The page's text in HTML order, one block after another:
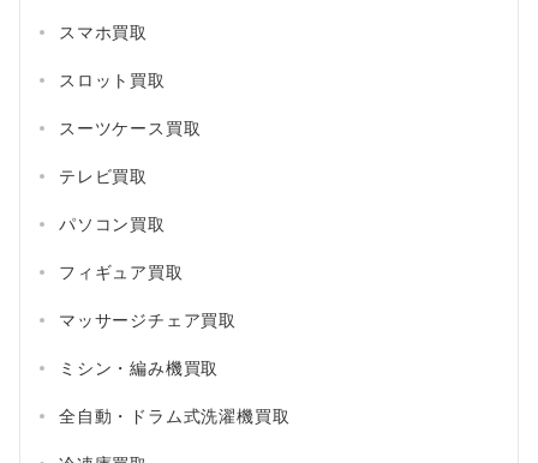
スマホ買取
スロット買取
スーツケース買取
テレビ買取
パソコン買取
フィギュア買取
マッサージチェア買取
ミシン・編み機買取
全自動・ドラム式洗濯機買取